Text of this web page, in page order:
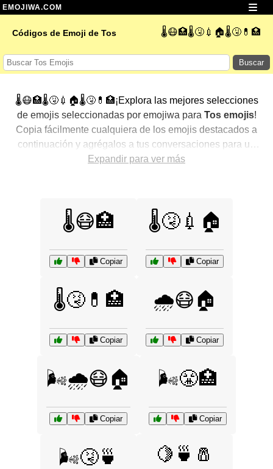
EMOJIWA.COM
Códigos de Emoji de Tos 🌡️😷🏥🌡️🤧💉🏠🌡️🤧💊🏥
Buscar
🌡️😷🏥🌡️🤧💉🏠🌡️🤧💊🏥¡Explora las mejores selecciones
de emojis seleccionadas por emojiwa para Tos emojis!
Copia fácilmente cualquiera de los emojis destacados a
continuación y agrégalos a tus conversaciones para un
toque personalizado. Hemos seleccionado una variedad
Expandir para ver más
🌡️😷🏥
Copiar
🌡️🤧💉🏠
Copiar
🌡️🤧💊🏥
Copiar
🌧️😷🏠
Copiar
🌬️🌧️😷🏠
Copiar
🌬️😤🏥
Copiar
🌬️🤧🍵 🍋🍵🧂